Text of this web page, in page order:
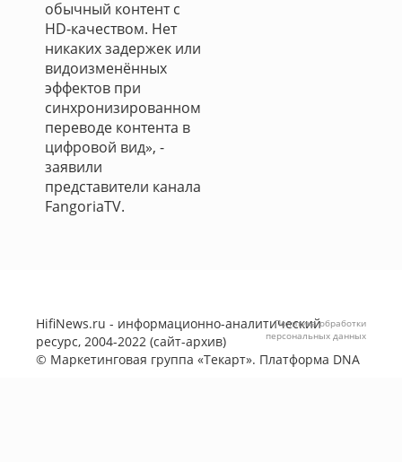
обычный контент с
HD-качеством. Нет
никаких задержек или
видоизменённых
эффектов при
синхронизированном
переводе контента в
цифровой вид», -
заявили
представители канала
FangoriaTV.
HifiNews.ru - информационно-аналитический
ресурс, 2004-2022 (сайт-архив)
© Маркетинговая группа «Текарт». Платформа DNA
Политика обработки
персональных данных